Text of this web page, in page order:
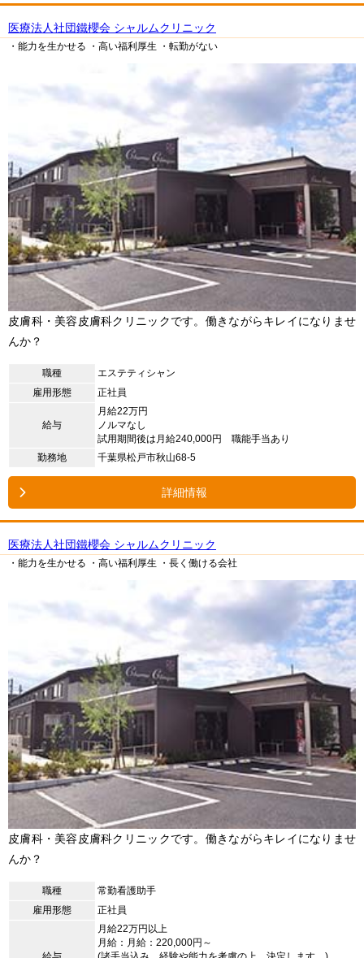
医療法人社団鐵櫻会 シャルムクリニック
・能力を生かせる ・高い福利厚生 ・転勤がない
皮膚科・美容皮膚科クリニックです。働きながらキレイになりませ
んか？
職種
エステティシャン
雇用形態
正社員
給与
月給22万円
ノルマなし
試用期間後は月給240,000円 職能手当あり
勤務地
千葉県松戸市秋山68-5
詳細情報
医療法人社団鐵櫻会 シャルムクリニック
・能力を生かせる ・高い福利厚生 ・長く働ける会社
皮膚科・美容皮膚科クリニックです。働きながらキレイになりませ
んか？
職種
常勤看護助手
雇用形態
正社員
月給22万円以上
月給：月給：220,000円～